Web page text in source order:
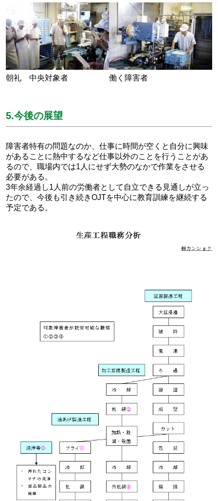
朝礼 中央対象者 働く障害者
5.今後の展望
障害者特有の問題なのか、仕事に時間が空くと自分に興味
があることに熱中するなど仕事以外のことを行うことがあ
るので、職場内では1人にせず大勢のなかで作業をさせる
必要がある。
3年余経過し1人前の労働者として自立できる見通しが立っ
たので、今後も引き続きOJTを中心に教育訓練を継続する
予定である。